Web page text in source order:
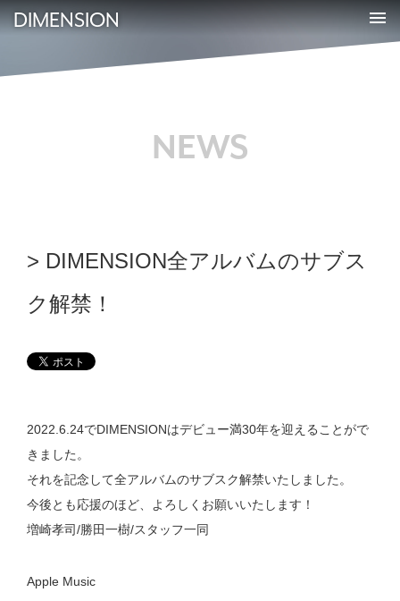
DIMENSION
NEWS
DIMENSION全アルバムのサブス
ク解禁！
2022.6.24でDIMENSIONはデビュー満30年を迎えることがで
きました。
それを記念して全アルバムのサブスク解禁いたしました。
今後とも応援のほど、よろしくお願いいたします！
増崎孝司/勝田一樹/スタッフ一同
Apple Music